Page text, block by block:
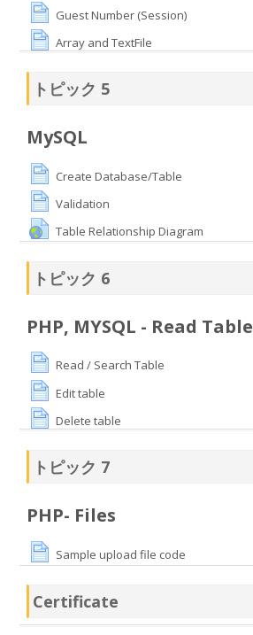
Guest Number (Session)
Array and TextFile
トピック 5
MySQL
Create Database/Table
Validation
Table Relationship Diagram
トピック 6
PHP, MYSQL - Read Table
Read / Search Table
Edit table
Delete table
トピック 7
PHP- Files
Sample upload file code
Certificate